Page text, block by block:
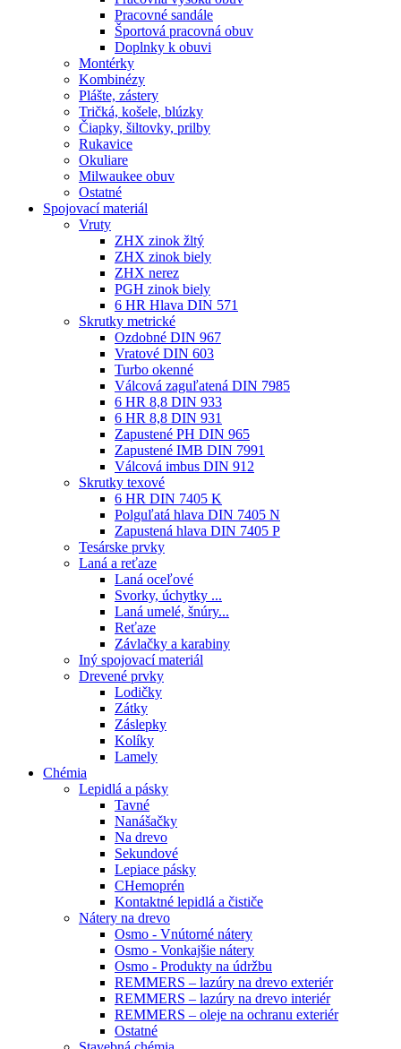
Pracovné sandále
Športová pracovná obuv
Doplnky k obuvi
Montérky
Kombinézy
Plášte, zástery
Tričká, košele, blúzky
Čiapky, šiltovky, prilby
Rukavice
Okuliare
Milwaukee obuv
Ostatné
Spojovacímateriál
Vruty
ZHX zinok žltý
ZHX zinok biely
ZHX nerez
PGH zinok biely
6 HR Hlava DIN 571
Skrutky metrické
Ozdobné DIN 967
Vratové DIN 603
Turbo okenné
Válcová zaguľatená DIN 7985
6 HR 8,8 DIN 933
6 HR 8,8 DIN 931
Zapustené PH DIN 965
Zapustené IMB DIN 7991
Válcová imbus DIN 912
Skrutky texové
6 HR DIN 7405 K
Polguľatá hlava DIN 7405 N
Zapustená hlava DIN 7405 P
Tesárske prvky
Laná a reťaze
Laná oceľové
Svorky, úchytky ...
Laná umelé, šnúry...
Reťaze
Závlačky a karabiny
Iný spojovací materiál
Drevené prvky
Lodičky
Zátky
Záslepky
Kolíky
Lamely
Chémia
Lepidlá a pásky
Tavné
Nanášačky
Na drevo
Sekundové
Lepiace pásky
CHemoprén
Kontaktné lepidlá a čističe
Nátery na drevo
Osmo - Vnútorné nátery
Osmo - Vonkajšie nátery
Osmo - Produkty na údržbu
REMMERS – lazúry na drevo exteriér
REMMERS – lazúry na drevo interiér
REMMERS – oleje na ochranu exteriér
Ostatné